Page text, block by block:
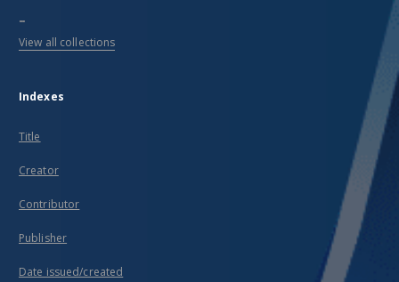
...
View all collections
Indexes
Title
Creator
Contributor
Publisher
Date issued/created